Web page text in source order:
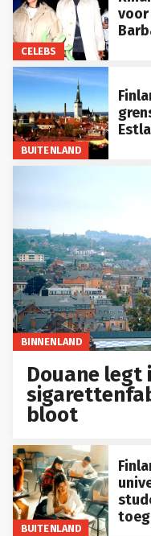
CELEBS
voor
BUITENLAND
BINNENLAND
Douane legt
bloot
BUITENLAND